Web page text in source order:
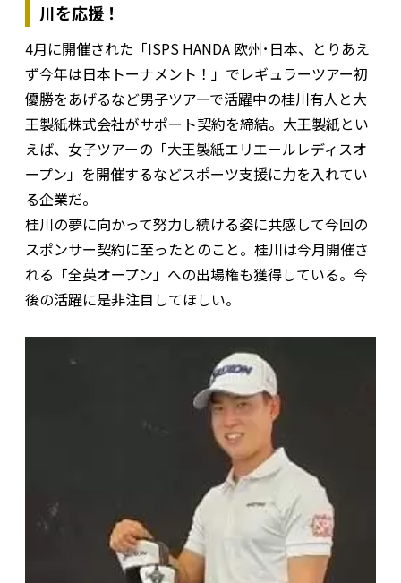
川を応援！
4月に開催された「ISPS HANDA 欧州･日本、とりあえ
ず今年は日本トーナメント！」でレギュラーツアー初
優勝をあげるなど男子ツアーで活躍中の桂川有人と大
王製紙株式会社がサポート契約を締結。大王製紙とい
えば、女子ツアーの「大王製紙エリエールレディスオ
ープン」を開催するなどスポーツ支援に力を入れてい
る企業だ。
桂川の夢に向かって努力し続ける姿に共感して今回の
スポンサー契約に至ったとのこと。桂川は今月開催さ
れる「全英オープン」への出場権も獲得している。今
後の活躍に是非注目してほしい。